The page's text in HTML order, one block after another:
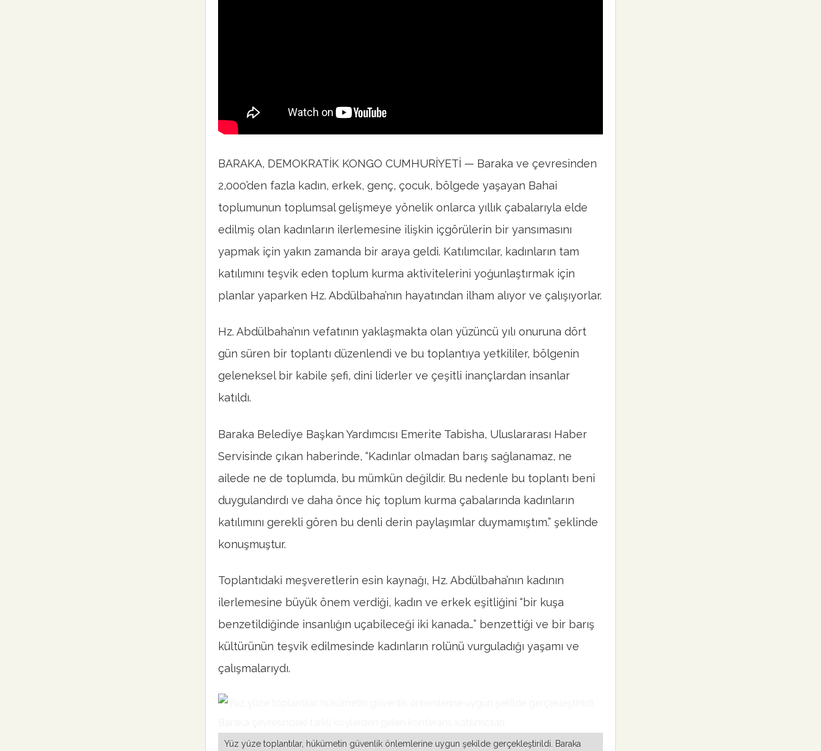
BARAKA, DEMOKRATİK KONGO CUMHURİYETİ — Baraka ve çevresinden
2,000’den fazla kadın, erkek, genç, çocuk, bölgede yaşayan Bahai
toplumunun toplumsal gelişmeye yönelik onlarca yıllık çabalarıyla elde
edilmiş olan kadınların ilerlemesine ilişkin içgörülerin bir yansımasını
yapmak için yakın zamanda bir araya geldi. Katılımcılar, kadınların tam
katılımını teşvik eden toplum kurma aktivitelerini yoğunlaştırmak için
planlar yaparken Hz. Abdülbaha’nın hayatından ilham alıyor ve çalışıyorlar.
Hz. Abdülbaha’nın vefatının yaklaşmakta olan yüzüncü yılı onuruna dört
gün süren bir toplantı düzenlendi ve bu toplantıya yetkililer, bölgenin
geleneksel bir kabile şefi, dini liderler ve çeşitli inançlardan insanlar
katıldı.
Baraka Belediye Başkan Yardımcısı Emerite Tabisha, Uluslararası Haber
Servisinde çıkan haberinde, “Kadınlar olmadan barış sağlanamaz, ne
ailede ne de toplumda, bu mümkün değildir. Bu nedenle bu toplantı beni
duygulandırdı ve daha önce hiç toplum kurma çabalarında kadınların
katılımını gerekli gören bu denli derin paylaşımlar duymamıştım.” şeklinde
konuşmuştur.
Toplantıdaki meşveretlerin esin kaynağı, Hz. Abdülbaha’nın kadının
ilerlemesine büyük önem verdiği, kadın ve erkek eşitliğini “bir kuşa
benzetildiğinde insanlığın uçabileceği iki kanada…” benzettiği ve bir barış
kültürünün teşvik edilmesinde kadınların rolünü vurguladığı yaşamı ve
çalışmalarıydı.
Yüz yüze toplantılar, hükümetin güvenlik önlemlerine uygun şekilde gerçekleştirildi. Baraka